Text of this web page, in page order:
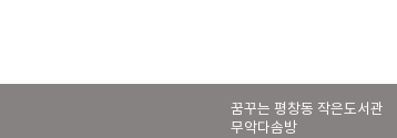
꿈꾸는 평창동 작은도서관
무악다솜방